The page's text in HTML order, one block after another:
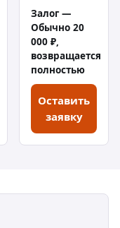
Залог —
Обычно 20
000 ₽,
возвращается
полностью
Оставить
заявку